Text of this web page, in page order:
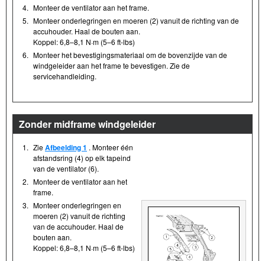
4. Monteer de ventilator aan het frame.
5. Monteer onderlegringen en moeren (2) vanuit de richting van de
accuhouder. Haal de bouten aan.
Koppel: 6,8–8,1 N·m (5–6 ft-lbs)
6. Monteer het bevestigingsmateriaal om de bovenzijde van de
windgeleider aan het frame te bevestigen. Zie de
servicehandleiding.
Zonder midframe windgeleider
1. ZieAfbeelding 1 . Monteer één
afstandsring (4) op elk tapeind
van de ventilator (6).
2. Monteer de ventilator aan het
frame.
3. Monteer onderlegringen en
moeren (2) vanuit de richting
van de accuhouder. Haal de
bouten aan.
Koppel: 6,8–8,1 N·m (5–6 ft-lbs)